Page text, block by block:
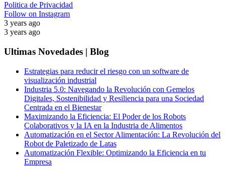
Politica de Privacidad
Follow on Instagram
3 years ago
3 years ago
Ultimas Novedades | Blog
Estrategias para reducir el riesgo con un software de
visualización industrial
Industria 5.0: Navegando la Revolución con Gemelos
Digitales, Sostenibilidad y Resiliencia para una Sociedad
Centrada en el Bienestar
Maximizando la Eficiencia: El Poder de los Robots
Colaborativos y la IA en la Industria de Alimentos
Automatización en el Sector Alimentación: La Revolución del
Robot de Paletizado de Latas
Automatización Flexible: Optimizando la Eficiencia en tu
Empresa